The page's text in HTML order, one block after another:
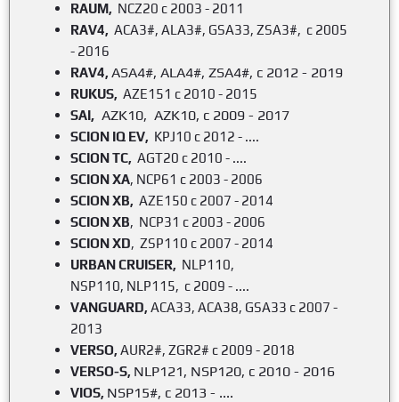
RAUM, NCZ20 c 2003 - 2011
RAV4, ACA3#, ALA3#, GSA33, ZSA3#, c 2005
- 2016
RAV4, ASA4#, ALA4#, ZSA4#, c 2012 - 2019
RUKUS, AZE151 c 2010 - 2015
SAI, AZK10, AZK10, c 2009 - 2017
SCION IQ EV, KPJ10 c 2012 - ....
SCIONTC, AGT20 c 2010 - ....
SCION XA, NCP61 c 2003 - 2006
SCIONXB, AZE150 c 2007 - 2014
SCIONXB, NCP31 c 2003 - 2006
SCIONXD, ZSP110 c 2007 - 2014
URBAN CRUISER, NLP110,
NSP110, NLP115, c 2009 - ....
VANGUARD, ACA33, ACA38, GSA33 c 2007 -
2013
VERSO, AUR2#, ZGR2# c 2009 - 2018
VERSO-S, NLP121, NSP120, c 2010 - 2016
VIOS, NSP15#, c 2013 - ....